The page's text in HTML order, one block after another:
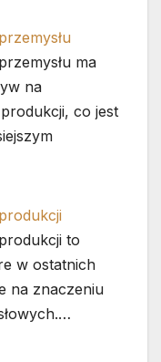
ma
na
co jest
to
w ostatnich
na znaczeniu